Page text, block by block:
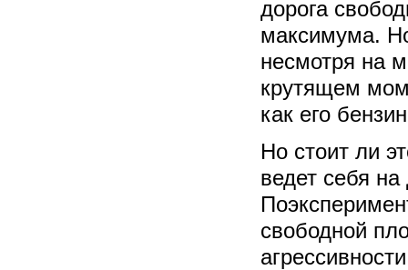
дорога
максимума.
несмотря на
крутящем
как его
Но стоит ли
ведет себя
свободной